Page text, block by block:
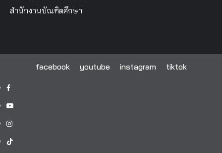
สำนักงานบัณฑิตศึกษา
facebook youtube instagram tiktok
facebook
youtube
instagram
tiktok